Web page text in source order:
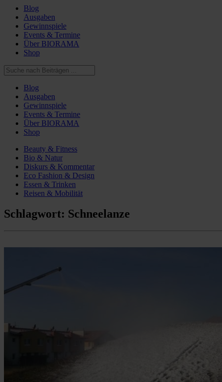
Blog
Ausgaben
Gewinnspiele
Events & Termine
Über BIORAMA
Shop
Blog
Ausgaben
Gewinnspiele
Events & Termine
Über BIORAMA
Shop
Beauty & Fitness
Bio & Natur
Diskurs & Kommentar
Eco Fashion & Design
Essen & Trinken
Reisen & Mobilität
Schlagwort: Schneelanze